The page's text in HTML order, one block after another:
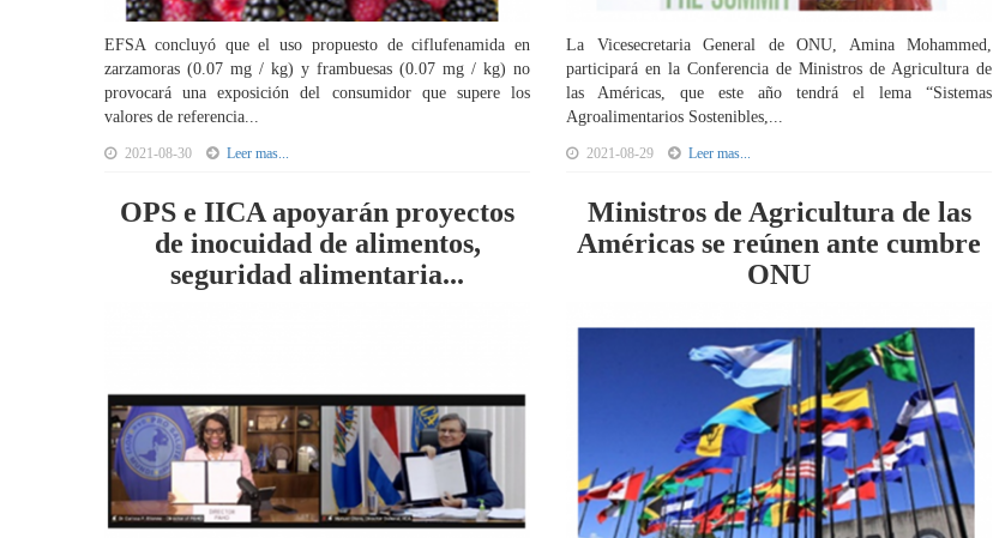
EFSA concluyó que el uso propuesto de ciflufenamida en
zarzamoras (0.07 mg / kg) y frambuesas (0.07 mg / kg) no
provocará una exposición del consumidor que supere los
valores de referencia...
2021-08-30 Leer mas...
La Vicesecretaria General de ONU, Amina Mohammed,
participará en la Conferencia de Ministros de Agricultura de
las Américas, que este año tendrá el lema “Sistemas
Agroalimentarios Sostenibles,...
2021-08-29 Leer mas...
OPS e IICA apoyarán proyectos
de inocuidad de alimentos,
seguridad alimentaria...
Ministros de Agricultura de las
Américas se reúnen ante cumbre
ONU